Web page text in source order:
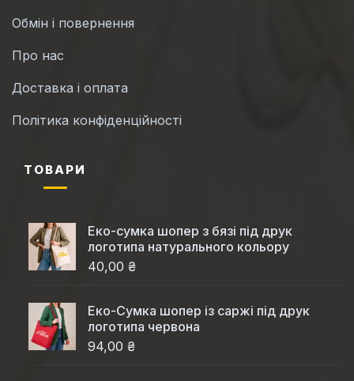
Обмін і повернення
Про нас
Доставка і оплата
Політика конфіденційності
ТОВАРИ
Еко-сумка шопер з бязі під друк
логотипа натурального кольору
40,00 ₴
Еко-Cумка шопер із саржі під друк
логотипа червона
94,00 ₴